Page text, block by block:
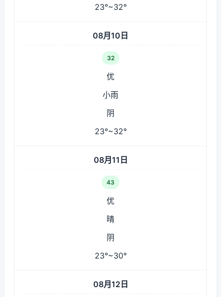
23°~32°
08月10日
32
优
小雨
阴
23°~32°
08月11日
43
优
晴
阴
23°~30°
08月12日